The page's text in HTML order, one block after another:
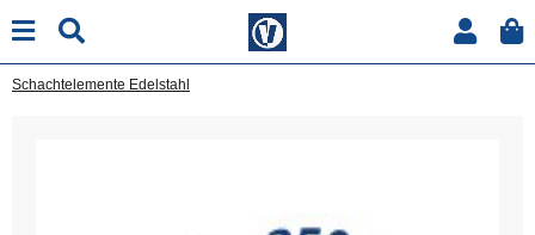
Schachtelemente Edelstahl